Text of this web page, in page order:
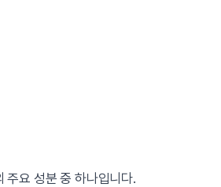
주요 성분 중 하나입니다.